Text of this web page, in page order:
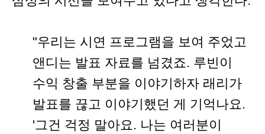
"우리는 시연 프로그램을 보여 주었고
앤디는 발표 자료를 넘겼죠. 루빈이
수익 창출 부분을 이야기하자 래리가
발표를 끊고 이야기했던 게 기억나요.
'그건 걱정 말아요. 나는 여러분이